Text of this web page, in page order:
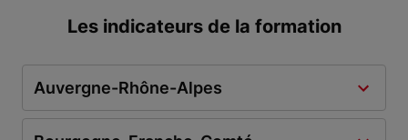
Les indicateurs de la formation
Auvergne-Rhône-Alpes